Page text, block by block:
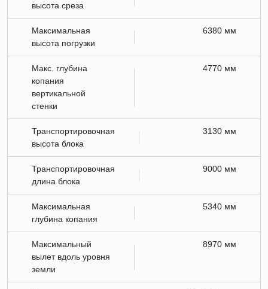
высота среза
Максимальная
высота погрузки
6380 мм
Макс. глубина
копания
вертикальной
стенки
4770 мм
Транспортировочная
высота блока
3130 мм
Транспортировочная
длина блока
9000 мм
Максимальная
глубина копания
5340 мм
Максимальный
вылет вдоль уровня
земли
8970 мм